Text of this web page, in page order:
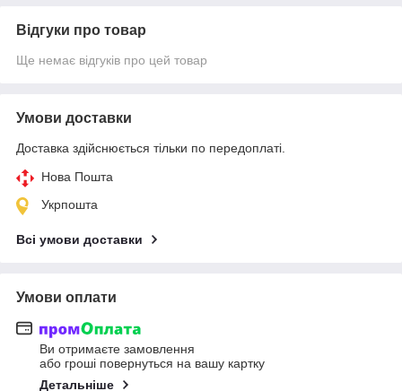
Відгуки про товар
Ще немає відгуків про цей товар
Умови доставки
Доставка здійснюється тільки по передоплаті.
Нова Пошта
Укрпошта
Всі умови доставки
Умови оплати
Ви отримаєте замовлення
або гроші повернуться на вашу картку
Детальніше